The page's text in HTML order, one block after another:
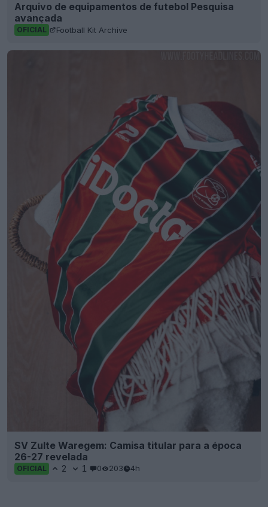
Arquivo de equipamentos de futebol Pesquisa
avançada
OFICIAL Football Kit Archive
SV Zulte Waregem: Camisa titular para a época
26-27 revelada
OFICIAL 2 1 0 203 4h